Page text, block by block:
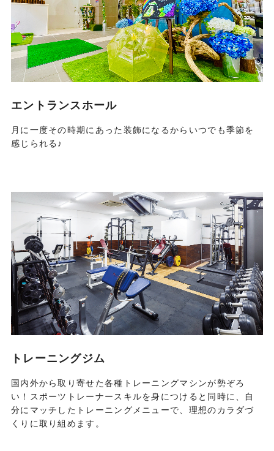
エントランスホール
月に一度その時期にあった装飾になるからいつでも季節を
感じられる♪
トレーニングジム
国内外から取り寄せた各種トレーニングマシンが勢ぞろ
い！スポーツトレーナースキルを身につけると同時に、自
分にマッチしたトレーニングメニューで、理想のカラダづ
くりに取り組めます。